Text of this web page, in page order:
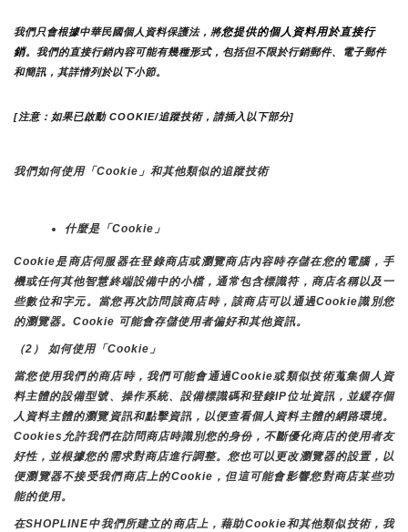
我們只會根據中華民國個人資料保護法，將您提供的個人資料用於直接行
銷。我們的直接行銷內容可能有幾種形式，包括但不限於行銷郵件、電子郵件
和簡訊，其詳情列於以下小節。
[注意：如果已啟動 COOKIE/追蹤技術，請插入以下部分]
我們如何使用「Cookie」和其他類似的追蹤技術
什麼是「Cookie」
Cookie是商店伺服器在登錄商店或瀏覽商店內容時存儲在您的電腦，手
機或任何其他智慧終端設備中的小檔，通常包含標識符，商店名稱以及一
些數位和字元。當您再次訪問該商店時，該商店可以通過Cookie識別您
的瀏覽器。Cookie 可能會存儲使用者偏好和其他資訊。
（2） 如何使用「Cookie」
當您使用我們的商店時，我們可能會通過Cookie或類似技術蒐集個人資
料主體的設備型號、操作系統、設備標識碼和登錄IP位址資訊，並緩存個
人資料主體的瀏覽資訊和點擊資訊，以便查看個人資料主體的網路環境。
Cookies允許我們在訪問商店時識別您的身份，不斷優化商店的使用者友
好性，並根據您的需求對商店進行調整。您也可以更改瀏覽器的設置，以
便瀏覽器不接受我們商店上的Cookie，但這可能會影響您對商店某些功
能的使用。
在SHOPLINE中我們所建立的商店上，藉助Cookie和其他類似技術，我